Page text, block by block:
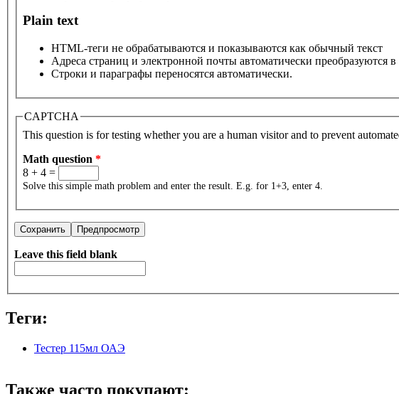
Plain text
HTML-теги не обрабатываются и показываются как обычный текст
Адреса страниц и электронной почты автоматически преобразуются
Строки и параграфы переносятся автоматически.
CAPTCHA
This question is for testing whether you are a human visitor and to prevent
Math question *
8 + 4 =
Solve this simple math problem and enter the result. E.g. for 1+3, enter 4.
Leave this field blank
Теги:
Тестер 115мл ОАЭ
Также часто покупают: